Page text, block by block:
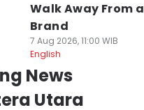
Walk Away From a
Brand
7 Aug 2026, 11:00 WIB
English
News
Utara